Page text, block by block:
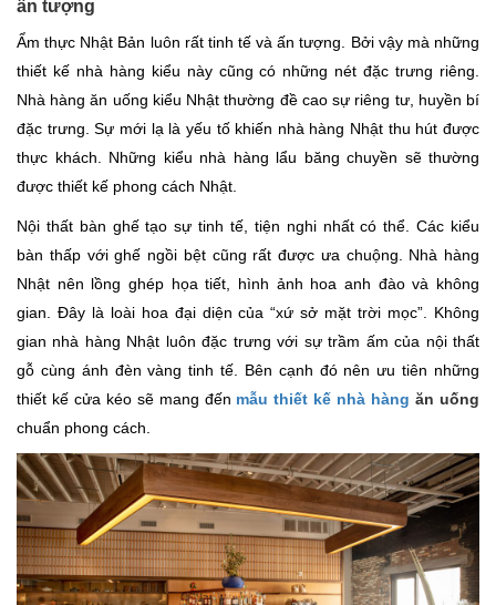
ấn tượng
Ẩm thực Nhật Bản luôn rất tinh tế và ấn tượng. Bởi vậy mà những
thiết kế nhà hàng kiểu này cũng có những nét đặc trưng riêng.
Nhà hàng ăn uống kiểu Nhật thường đề cao sự riêng tư, huyền bí
đặc trưng. Sự mới lạ là yếu tố khiến nhà hàng Nhật thu hút được
thực khách. Những kiểu nhà hàng lẩu băng chuyền sẽ thường
được thiết kế phong cách Nhật.
Nội thất bàn ghế tạo sự tinh tế, tiện nghi nhất có thể. Các kiểu
bàn thấp với ghế ngồi bệt cũng rất được ưa chuộng. Nhà hàng
Nhật nên lồng ghép họa tiết, hình ảnh hoa anh đào và không
gian. Đây là loài hoa đại diện của “xứ sở mặt trời mọc”. Không
gian nhà hàng Nhật luôn đặc trưng với sự trầm ấm của nội thất
gỗ cùng ánh đèn vàng tinh tế. Bên cạnh đó nên ưu tiên những
thiết kế cửa kéo sẽ mang đến mẫu thiết kế nhà hàng ăn uống
chuẩn phong cách.